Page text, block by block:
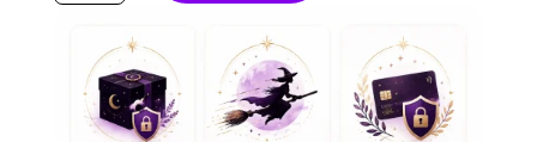
Imagem
Homem
Homem